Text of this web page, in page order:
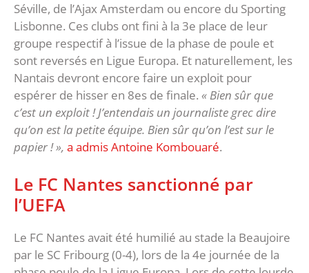
Séville, de l’Ajax Amsterdam ou encore du Sporting
Lisbonne. Ces clubs ont fini à la 3e place de leur
groupe respectif à l’issue de la phase de poule et
sont reversés en Ligue Europa. Et naturellement, les
Nantais devront encore faire un exploit pour
espérer de hisser en 8es de finale. « Bien sûr que
c’est un exploit ! J’entendais un journaliste grec dire
qu’on est la petite équipe. Bien sûr qu’on l’est sur le
papier ! », a admis Antoine Kombouaré.
Le FC Nantes sanctionné par
l’UEFA
Le FC Nantes avait été humilié au stade la Beaujoire
par le SC Fribourg (0-4), lors de la 4e journée de la